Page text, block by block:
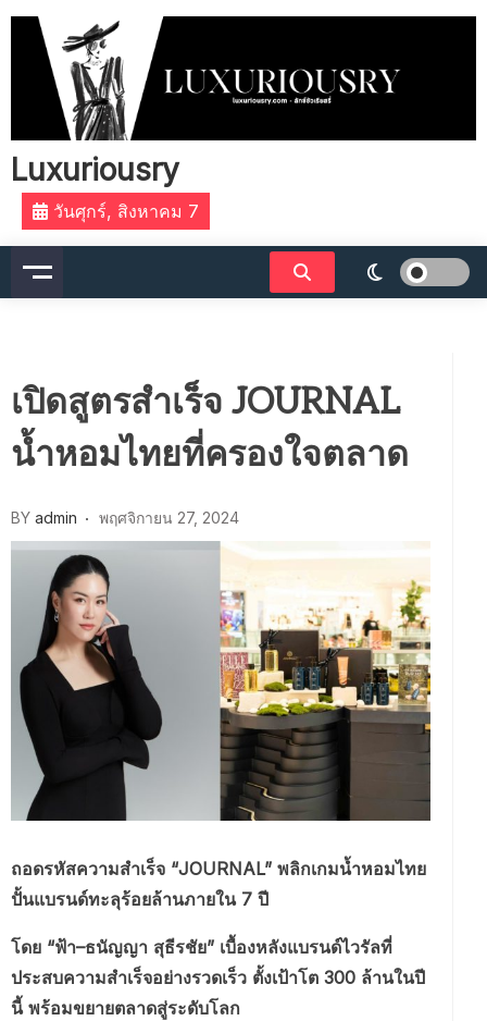
Skip
content
Luxuriousry
วันศุกร์, สิงหาคม 7
เปิดสูตรสำเร็จ JOURNAL
น้ำหอมไทยที่ครองใจตลาด
BY admin พฤศจิกายน 27, 2024
ถอดรหัสความสำเร็จ “JOURNAL” พลิกเกมน้ำหอมไทย
ปั้นแบรนด์ทะลุร้อยล้านภายใน 7 ปี
โดย “ฟ้า–ธนัญญา สุธีรชัย” เบื้องหลังแบรนด์ไวรัลที่
ประสบความสำเร็จอย่างรวดเร็ว ตั้งเป้าโต 300 ล้านในปี
นี้ พร้อมขยายตลาดสู่ระดับโลก